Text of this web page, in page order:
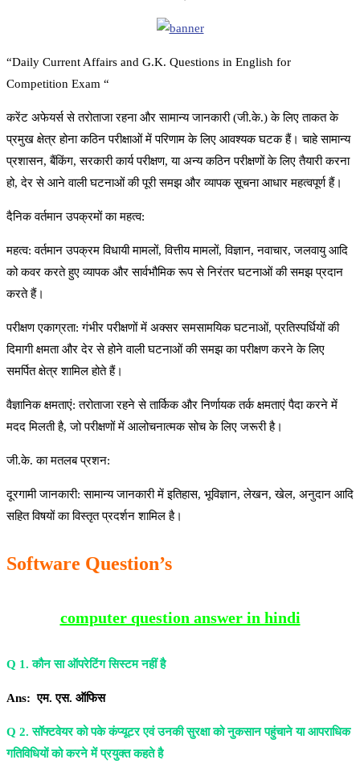
“Daily Current Affairs and G.K. Questions in English for
Competition Exam “
करेंट अफेयर्स से तरोताजा रहना और सामान्य जानकारी (जी.के.) के लिए ताकत के
प्रमुख क्षेत्र होना कठिन परीक्षाओं में परिणाम के लिए आवश्यक घटक हैं। चाहे सामान्य
प्रशासन, बैंकिंग, सरकारी कार्य परीक्षण, या अन्य कठिन परीक्षणों के लिए तैयारी करना
हो, देर से आने वाली घटनाओं की पूरी समझ और व्यापक सूचना आधार महत्वपूर्ण हैं।
दैनिक वर्तमान उपक्रमों का महत्व:
महत्व: वर्तमान उपक्रम विधायी मामलों, वित्तीय मामलों, विज्ञान, नवाचार, जलवायु आदि
को कवर करते हुए व्यापक और सार्वभौमिक रूप से निरंतर घटनाओं की समझ प्रदान
करते हैं।
परीक्षण एकाग्रता: गंभीर परीक्षणों में अक्सर समसामयिक घटनाओं, प्रतिस्पर्धियों की
दिमागी क्षमता और देर से होने वाली घटनाओं की समझ का परीक्षण करने के लिए
समर्पित क्षेत्र शामिल होते हैं।
वैज्ञानिक क्षमताएं: तरोताजा रहने से तार्किक और निर्णायक तर्क क्षमताएं पैदा करने में
मदद मिलती है, जो परीक्षणों में आलोचनात्मक सोच के लिए जरूरी है।
जी.के. का मतलब प्रशन:
दूरगामी जानकारी: सामान्य जानकारी में इतिहास, भूविज्ञान, लेखन, खेल, अनुदान आदि
सहित विषयों का विस्तृत प्रदर्शन शामिल है।
Software Question’s
computer question answer in hindi
Q 1. कौन सा ऑपरेटिंग सिस्टम नहीं है
Ans: एम. एस. ऑफिस
Q 2. सॉफ्टवेयर को पके कंप्यूटर एवं उनकी सुरक्षा को नुकसान पहुंचाने या आपराधिक
गतिविधियों को करने में प्रयुक्त कहते है